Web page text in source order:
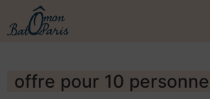
offre pour 10